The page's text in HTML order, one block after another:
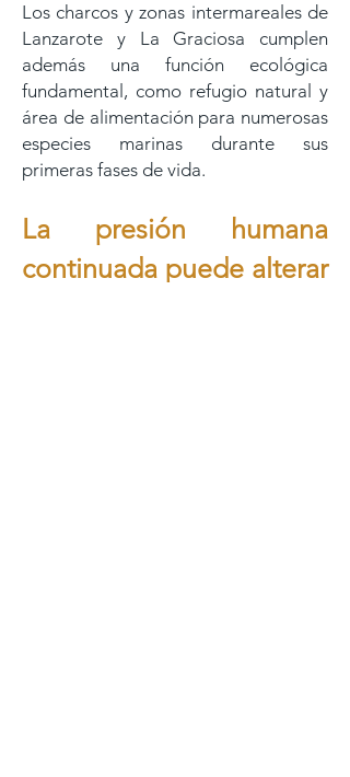
Los charcos y zonas intermareales de
Lanzarote y La Graciosa cumplen
además una función ecológica
fundamental, como refugio natural y
área de alimentación para numerosas
especies marinas durante sus
primeras fases de vida.
La presión humana
continuada puede alterar